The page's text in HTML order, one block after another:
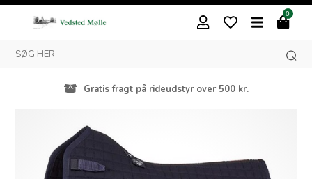
0
Gratis fragt på rideudstyr over 500 kr.